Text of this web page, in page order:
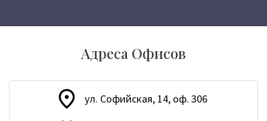
Адреса Офисов
ул. Софийская, 14, оф. 306